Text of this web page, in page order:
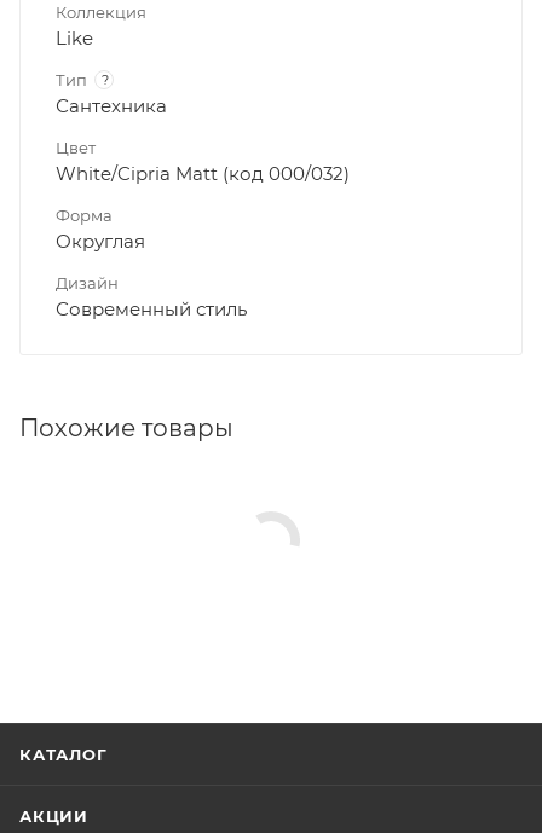
Коллекция
Like
Тип ?
Сантехника
Цвет
White/Cipria Matt (код 000/032)
Форма
Округлая
Дизайн
Современный стиль
Похожие товары
КАТАЛОГ
АКЦИИ